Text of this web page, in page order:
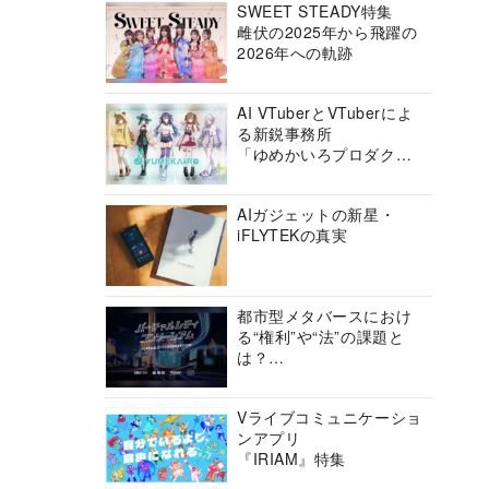
SWEET STEADY特集
雌伏の2025年から飛躍の
2026年への軌跡
AI VTuberとVTuberによ
る新鋭事務所
「ゆめかいろプロダクシ
AIガジェットの新星・
iFLYTEKの真実
都市型メタバースにおけ
る“権利”や“法”の課題と
は？
ーシアムの挑戦に迫る
Vライブコミュニケーショ
ンアプリ
『IRIAM』特集